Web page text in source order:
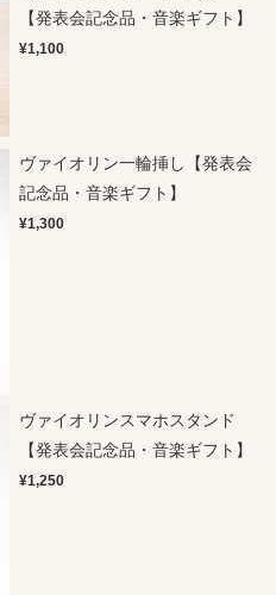
【発表会記念品・音楽ギフト】
¥1,100
ヴァイオリン一輪挿し【発表会
記念品・音楽ギフト】
¥1,300
ヴァイオリンスマホスタンド
【発表会記念品・音楽ギフト】
¥1,250